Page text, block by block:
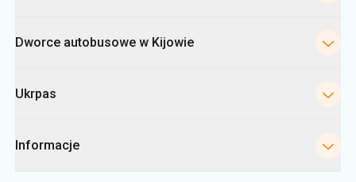
Dworce autobusowe w Kijowie
Ukrpas
Informacje